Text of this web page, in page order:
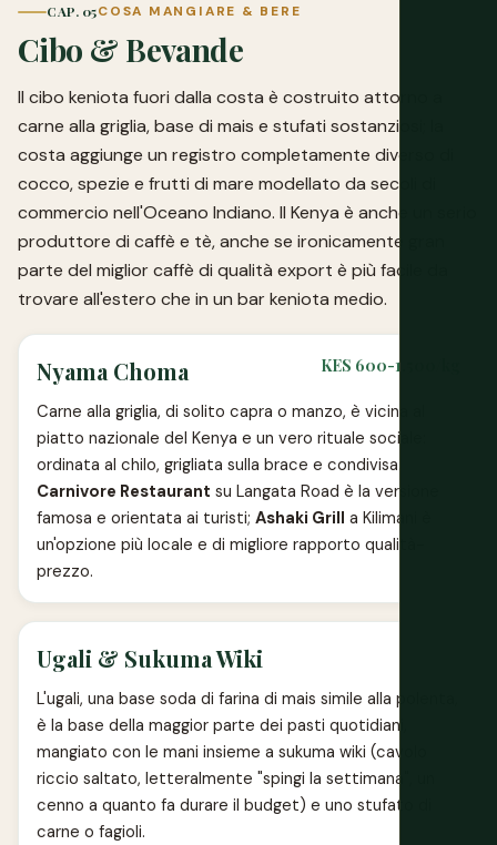
CAP. 05COSA MANGIARE & BERE
Cibo & Bevande
Il cibo keniota fuori dalla costa è costruito attorno a
carne alla griglia, base di mais e stufati sostanziosi; la
costa aggiunge un registro completamente diverso di
cocco, spezie e frutti di mare modellato da secoli di
commercio nell'Oceano Indiano. Il Kenya è anche un serio
produttore di caffè e tè, anche se ironicamente gran
parte del miglior caffè di qualità export è più facile da
trovare all'estero che in un bar keniota medio.
Nyama Choma KES 600-1.500/kg
Carne alla griglia, di solito capra o manzo, è vicina al
piatto nazionale del Kenya e un vero rituale sociale:
ordinata al chilo, grigliata sulla brace e condivisa.
Carnivore Restaurant su Langata Road è la versione
famosa e orientata ai turisti; Ashaki Grill a Kilimani è
un'opzione più locale e di migliore rapporto qualità-
prezzo.
Ugali & Sukuma Wiki
L'ugali, una base soda di farina di mais simile alla polenta,
è la base della maggior parte dei pasti quotidiani,
mangiato con le mani insieme a sukuma wiki (cavolo
riccio saltato, letteralmente "spingi la settimana", un
cenno a quanto fa durare il budget) e uno stufato di
carne o fagioli.